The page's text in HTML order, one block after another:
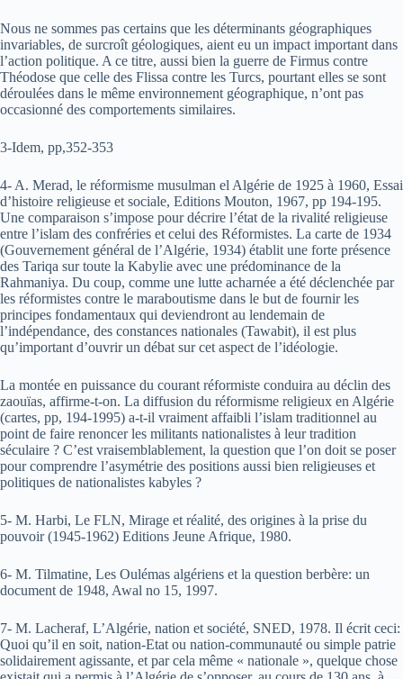
Nous ne sommes pas certains que les déterminants géographiques
invariables, de surcroît géologiques, aient eu un impact important dans
l’action politique. A ce titre, aussi bien la guerre de Firmus contre
Théodose que celle des Flissa contre les Turcs, pourtant elles se sont
déroulées dans le même environnement géographique, n’ont pas
occasionné des comportements similaires.
3-Idem, pp,352-353
4- A. Merad, le réformisme musulman el Algérie de 1925 à 1960, Essai
d’histoire religieuse et sociale, Editions Mouton, 1967, pp 194-195.
Une comparaison s’impose pour décrire l’état de la rivalité religieuse
entre l’islam des confréries et celui des Réformistes. La carte de 1934
(Gouvernement général de l’Algérie, 1934) établit une forte présence
des Tariqa sur toute la Kabylie avec une prédominance de la
Rahmaniya. Du coup, comme une lutte acharnée a été déclenchée par
les réformistes contre le maraboutisme dans le but de fournir les
principes fondamentaux qui deviendront au lendemain de
l’indépendance, des constances nationales (Tawabit), il est plus
qu’important d’ouvrir un débat sur cet aspect de l’idéologie.
La montée en puissance du courant réformiste conduira au déclin des
zaouïas, affirme-t-on. La diffusion du réformisme religieux en Algérie
(cartes, pp, 194-1995) a-t-il vraiment affaibli l’islam traditionnel au
point de faire renoncer les militants nationalistes à leur tradition
séculaire ? C’est vraisemblablement, la question que l’on doit se poser
pour comprendre l’asymétrie des positions aussi bien religieuses et
politiques de nationalistes kabyles ?
5- M. Harbi, Le FLN, Mirage et réalité, des origines à la prise du
pouvoir (1945-1962) Editions Jeune Afrique, 1980.
6- M. Tilmatine, Les Oulémas algériens et la question berbère: un
document de 1948, Awal no 15, 1997.
7- M. Lacheraf, L’Algérie, nation et société, SNED, 1978. Il écrit ceci:
Quoi qu’il en soit, nation-Etat ou nation-communauté ou simple patrie
solidairement agissante, et par cela même « nationale », quelque chose